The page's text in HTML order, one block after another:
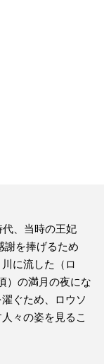
、当時の王妃
謝を捧げるため
に流した（ロ
）の満月の夜にな
ぐため、ロウソ
々の姿を見るこ